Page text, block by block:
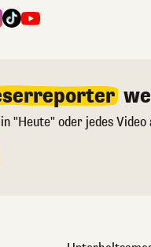
"Heute" oder jedes